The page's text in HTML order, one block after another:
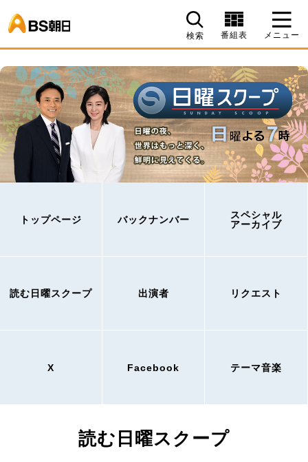
検索 番組表 メニュー
トップページ バックナンバー
スペシャル
アーカイブ
読む日曜スクープ 出演者 リクエスト
X Facebook テーマ音楽
読む日曜スクープ